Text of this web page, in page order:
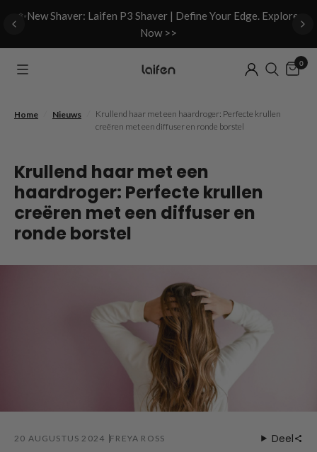
✨New Shaver: Laifen P3 Shaver | Define Your Edge. Explore
Now >>
0
Home Nieuws
Krullend haar met een haardroger: Perfecte krullen
creëren met een diffuser en ronde borstel
Krullend haar met een
haardroger: Perfecte krullen
creëren met een diffuser en
ronde borstel
20 AUGUSTUS 2024 FREYA ROSS Deel